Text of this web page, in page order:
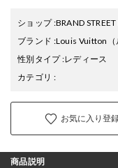
ショップ:BRAND
ブランド :Louis Vuitton
性別タイプ:レディース
カテゴリ :
お気に入り登
商品説明